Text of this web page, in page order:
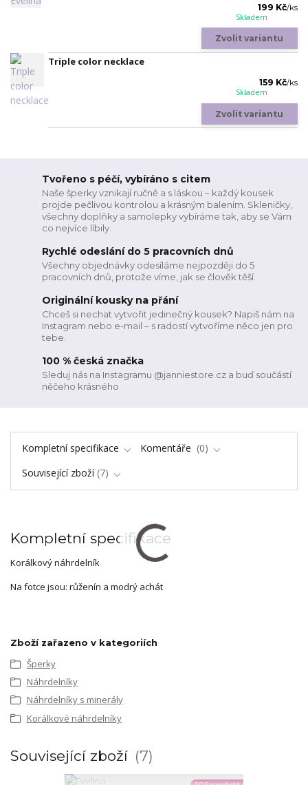
199 Kč/ks
Skladem
Zvolit variantu
Triple color necklace
159 Kč/ks
Skladem
Zvolit variantu
Tvořeno s péčí, vybíráno s citem
Naše šperky vznikají ručně a s láskou – každý kousek
projde pečlivou kontrolou a krásným balením. Skleničky,
všechny doplňky a samolepky vybíráme tak, aby se Vám
co nejvíce líbily.
Rychlé odeslání do 5 pracovních dnů
Všechny objednávky odesíláme nejpozději do 5
pracovních dnů, protože víme, jak se člověk těší.
Originální kousky na přání
Chceš si nechat vytvořit jedinečný kousek? Napiš nám na
Instagram nebo e-mail – s radostí vytvoříme něco jen pro
tebe.
100 % česká značka
Sleduj nás na Instagramu @janniestore.cz a buď součástí
něčeho krásného
Kompletní specifikace Komentáře
0
Související zboží 7
Kompletní specifikace
Korálkový náhrdelník
Na fotce jsou: růženín a modrý achát
Zboží zařazeno v kategoriích
Šperky
Náhrdelníky
Náhrdelníky s minerály
Korálkové náhrdelníky
Související zboží 7